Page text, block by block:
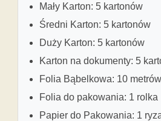
Mały Karton: 5 kartonów
Średni Karton: 5 kartonów
Duży Karton: 5 kartonów
Karton na dokumenty: 5
Folia Bąbelkowa: 10 metrów
Folia do pakowania: 1 rolka
Papier do Pakowania: 1